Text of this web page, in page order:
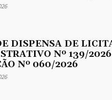
DISPENSA DE
Nº 139/
Nº 060/2026